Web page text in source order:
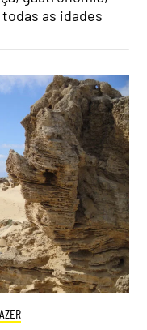
as idades